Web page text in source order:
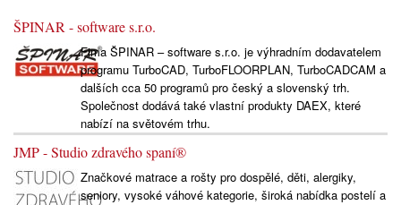
ŠPINAR - software s.r.o.
Fima ŠPINAR – software s.r.o. je výhradním dodavatelem
programu TurboCAD, TurboFLOORPLAN, TurboCADCAM a
dalších cca 50 programů pro český a slovenský trh.
Společnost dodává také vlastní produkty DAEX, které
nabízí na světovém trhu.
JMP - Studio zdravého spaní®
Značkové matrace a rošty pro dospělé, děti, alergiky,
seniory, vysoké váhové kategorie, široká nabídka postelí a